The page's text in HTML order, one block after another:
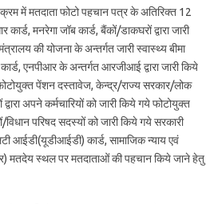
क्रम में मतदाता फोटो पहचान पत्र के अतिरिक्त 12
मनरेगा जॉब कार्ड, बैंकों/डाकघरों द्वारा जारी
की योजना के अन्तर्गत जारी स्वास्थ्य बीमा
एनपीआर के अन्तर्गत आरजीआई द्वारा जारी किये
फोटोयुक्त पेंशन दस्तावेज, केन्द्र/राज्य सरकार/लोक
अपने कर्मचारियों को जारी किये गये फोटोयुक्त
परिषद सदस्यों को जारी किये गये सरकारी
आईडी(यूडीआईडी) कार्ड, सामाजिक न्याय एवं
मतदेय स्थल पर मतदाताओं की पहचान किये जाने हेतु